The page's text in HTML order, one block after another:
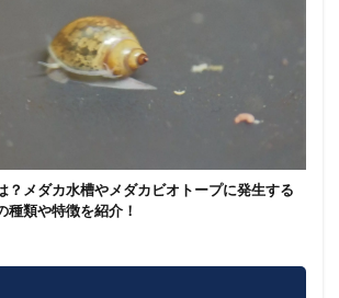
？メダカ水槽やメダカビオトープに発生する
種類や特徴を紹介！